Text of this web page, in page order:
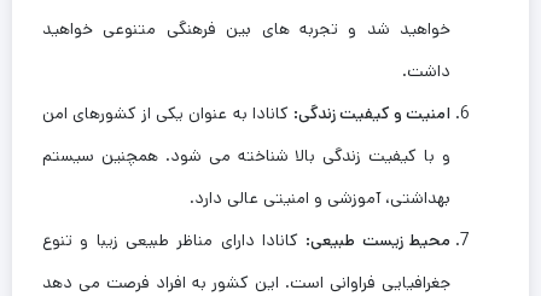
خواهید شد و تجربه‌ های بین ‌فرهنگی متنوعی خواهید
داشت.
امنیت و کیفیت زندگی: کانادا به عنوان یکی از کشورهای امن
و با کیفیت زندگی بالا شناخته می‌ شود. همچنین سیستم
بهداشتی، آموزشی و امنیتی عالی دارد.
محیط زیست طبیعی: کانادا دارای مناظر طبیعی زیبا و تنوع
جغرافیایی فراوانی است. این کشور به افراد فرصت می ‌دهد